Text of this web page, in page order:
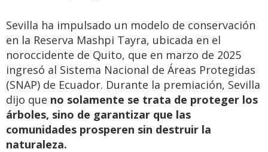
Sevilla ha impulsado un modelo de conservación
en la Reserva Mashpi Tayra, ubicada en el
noroccidente de Quito, que en marzo de 2025
ingresó al Sistema Nacional de Áreas Protegidas
(SNAP) de Ecuador. Durante la premiación, Sevilla
dijo que no solamente se trata de proteger los
árboles, sino de garantizar que las
comunidades prosperen sin destruir la
naturaleza.